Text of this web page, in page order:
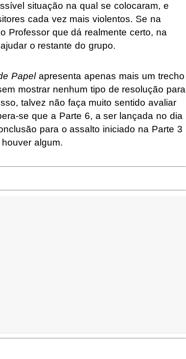
situação na qual se colocaram, e
cada vez mais violentos. Se na
Professor que dá realmente certo, na
o restante do grupo.
Papelapresenta apenas mais um trecho
mostrar nenhum tipo de resolução para
talvez não faça muito sentido avaliar
se que a Parte 6, a ser lançada no dia
para o assalto iniciado na Parte 3
algum.